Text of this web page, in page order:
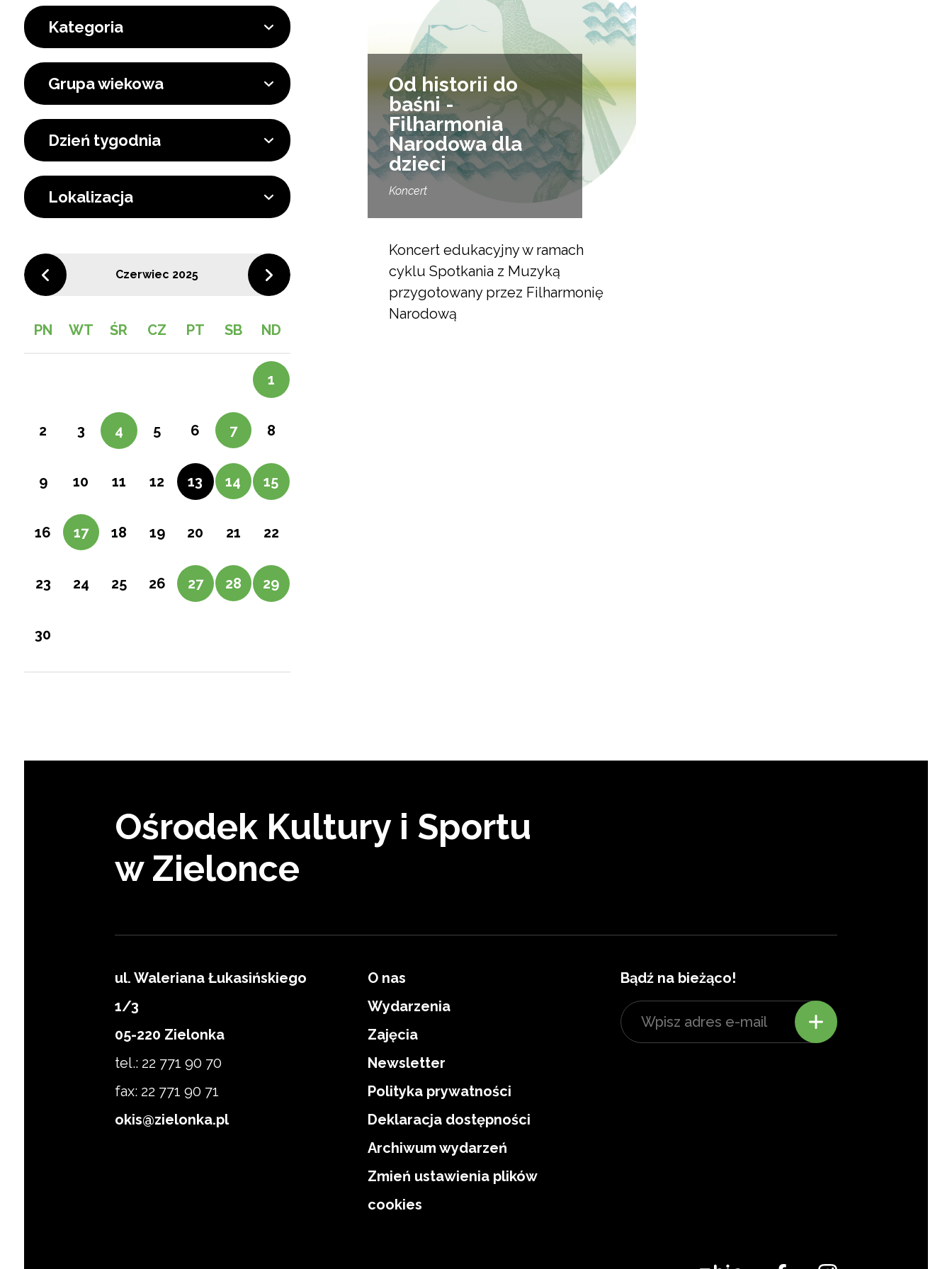
Kategoria
Grupa wiekowa
Dzień tygodnia
Lokalizacja
Czerwiec 2025
PN WT ŚR CZ PT SB ND
1
2 3 4 5 6 7 8
9 10 11 12 13 14 15
16 17 18 19 20 21 22
23 24 25 26 27 28 29
30
Od historii do
baśni -
Filharmonia
Narodowa dla
dzieci
Koncert
Koncert edukacyjny w ramach
cyklu Spotkania z Muzyką
przygotowany przez Filharmonię
Narodową
Ośrodek Kultury i Sportu
w Zielonce
ul. Waleriana Łukasińskiego
1/3
05-220 Zielonka
tel.: 22 771 90 70
fax: 22 771 90 71
okis@zielonka.pl
O nas
Wydarzenia
Zajęcia
Newsletter
Polityka prywatności
Deklaracja dostępności
Archiwum wydarzeń
Zmień ustawienia plików
cookies
Bądź na bieżąco!